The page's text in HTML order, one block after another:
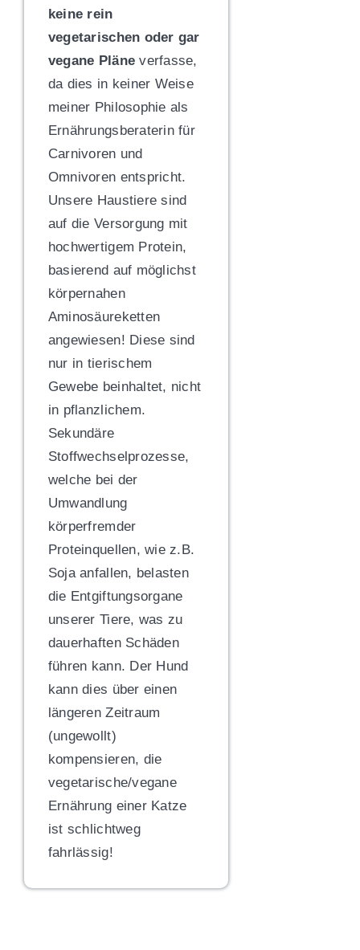
keine rein
vegetarischen oder gar
vegane Pläne verfasse,
da dies in keiner Weise
meiner Philosophie als
Ernährungsberaterin für
Carnivoren und
Omnivoren entspricht.
Unsere Haustiere sind
auf die Versorgung mit
hochwertigem Protein,
basierend auf möglichst
körpernahen
Aminosäureketten
angewiesen! Diese sind
nur in tierischem
Gewebe beinhaltet, nicht
in pflanzlichem.
Sekundäre
Stoffwechselprozesse,
welche bei der
Umwandlung
körperfremder
Proteinquellen, wie z.B.
Soja anfallen, belasten
die Entgiftungsorgane
unserer Tiere, was zu
dauerhaften Schäden
führen kann. Der Hund
kann dies über einen
längeren Zeitraum
(ungewollt)
kompensieren, die
vegetarische/vegane
Ernährung einer Katze
ist schlichtweg
fahrlässig!